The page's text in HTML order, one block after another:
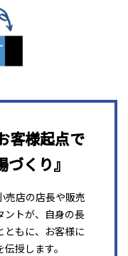
客様起点で
くり』
売店の店長や販売
ントが、自身の長
ともに、お客様に
授します。